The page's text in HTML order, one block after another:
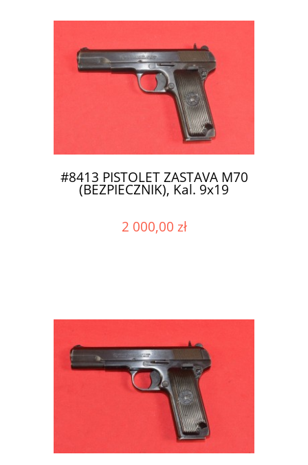
#8413 PISTOLET ZASTAVA M70
(BEZPIECZNIK), Kal. 9x19
2 000,00 zł